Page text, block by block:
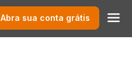
Abra sua conta grátis